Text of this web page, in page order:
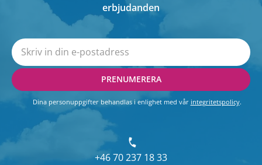
erbjudanden
PRENUMERERA
Dina personuppgifter behandlas i enlighet med vår integritetspolicy.
+46 70 237 18 33